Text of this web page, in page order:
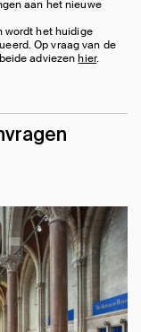
aan het nieuwe
wordt het huidige
Op vraag van de
adviezenhier.